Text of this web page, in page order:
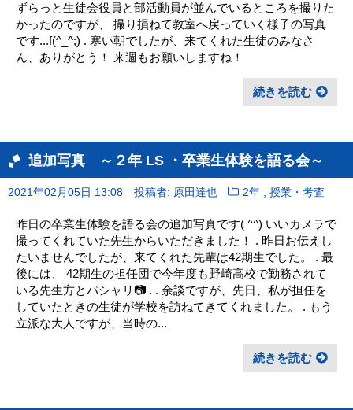
ずらっと生徒会役員と部活動員が並んでいるところを撮りた
かったのですが、 撮り損ねて教室へ戻っていく様子の写真
です...f(^_^;) . 寒い朝でしたが、来てくれた生徒のみなさ
ん、ありがとう！ 来週もお願いしますね！
続きを読む
追加写真 ～２年 LS ・卒業生体験を語る会～
2021年02月05日 13:08 投稿者: 原田達也 2年 ,授業・考査
昨日の卒業生体験を語る会の追加写真です( ^^) いいカメラで
撮ってくれていた先生からいただきました！ . 昨日お伝えし
たいませんでしたが、来てくれた先輩は42期生でした。 . 最
後には、 42期生の担任団で今年度も野崎高校で勤務されて
いる先生方とパシャリ📷 . . 余談ですが、先日、私が担任を
していたときの生徒が学校を訪ねてきてくれました。 . もう
立派な大人ですが、当時の...
続きを読む